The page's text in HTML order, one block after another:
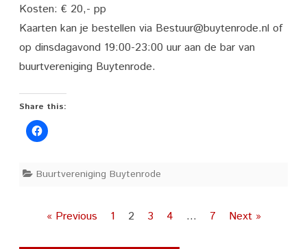
Kosten: € 20,- pp
Kaarten kan je bestellen via Bestuur@buytenrode.nl of
op dinsdagavond 19:00-23:00 uur aan de bar van
buurtvereniging Buytenrode.
Share this:
Buurtvereniging Buytenrode
Posts« Previous 1 2 3 4 … 7 Next »